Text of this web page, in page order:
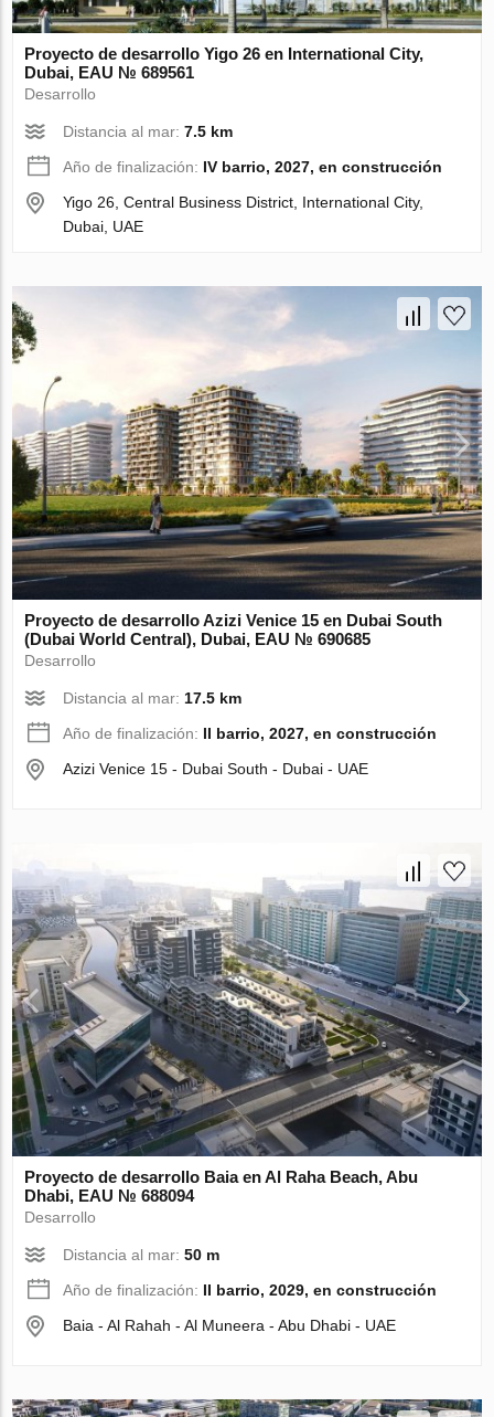
Proyecto de desarrollo Yigo 26 en International City,
Dubai, EAU № 689561
Desarrollo
Distancia al mar:7.5 km
Año de finalización: IV barrio, 2027, en construcción
Yigo 26, Central Business District, International City,
Dubai, UAE
Proyecto de desarrollo Azizi Venice 15 en Dubai South
(Dubai World Central), Dubai, EAU № 690685
Desarrollo
Distancia al mar: 17.5 km
Año de finalización: II barrio, 2027, en construcción
Azizi Venice 15 - Dubai South - Dubai - UAE
Proyecto de desarrollo Baia en Al Raha Beach, Abu
Dhabi, EAU № 688094
Desarrollo
Distancia al mar:50 m
Año de finalización: II barrio, 2029, en construcción
Baia - Al Rahah - Al Muneera - Abu Dhabi - UAE